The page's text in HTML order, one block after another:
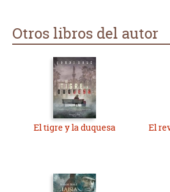
Otros libros del autor
El tigre y la duquesa El